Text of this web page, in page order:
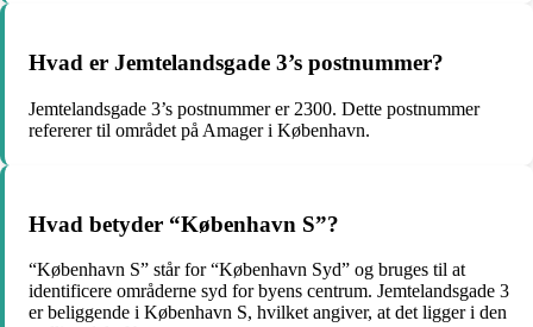
Hvad er Jemtelandsgade 3’s postnummer?
Jemtelandsgade 3’s postnummer er 2300. Dette postnummer
refererer til området på Amager i København.
Hvad betyder “København S”?
“København S” står for “København Syd” og bruges til at
identificere områderne syd for byens centrum. Jemtelandsgade 3
er beliggende i København S, hvilket angiver, at det ligger i den